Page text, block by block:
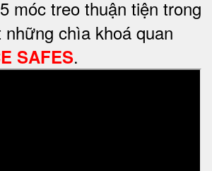
móc treo thuận tiện trong
chìa khoá quan
SAFES.